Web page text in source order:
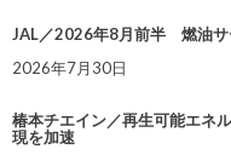
JAL／2026年8月前半 燃油サ
2026年7月30日
椿本チエイン／再生可能エネ
現を加速